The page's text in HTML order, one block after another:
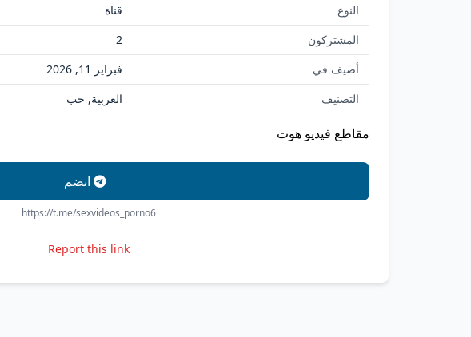
النوع
قناة
المشتركون
2
أضيف في
فبراير 11, 2026
التصنيف
العربية, حب
مقاطع فيديو هوت
انضم
https://t.me/sexvideos_porno6
Report this link